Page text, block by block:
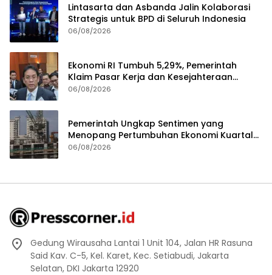
Lintasarta dan Asbanda Jalin Kolaborasi
Strategis untuk BPD di Seluruh Indonesia
06/08/2026
Ekonomi RI Tumbuh 5,29%, Pemerintah
Klaim Pasar Kerja dan Kesejahteraan
Membaik
06/08/2026
Pemerintah Ungkap Sentimen yang
Menopang Pertumbuhan Ekonomi Kuartal
II-2026
06/08/2026
Gedung Wirausaha Lantai 1 Unit 104, Jalan HR Rasuna
Said Kav. C-5, Kel. Karet, Kec. Setiabudi, Jakarta
Selatan, DKI Jakarta 12920